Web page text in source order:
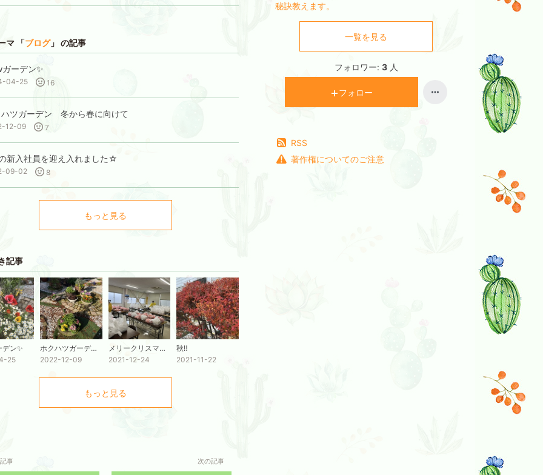
マ 「ブログ」 の記事
ーデン✨
04-25 16
ツガーデン 冬から春に向けて
12-09 7
新入社員を迎え入れました☆
09-02 8
もっと見る
記事
ン✨
25
ホクハツガーデン 冬から春に向けて
2022-12-09
メリークリスマス♪♪
2021-12-24
秋‼
2021-11-22
もっと見る
事 次の記事
秘訣教えます。
一覧を見る
フォロワー: 3 人
フォロー
RSS
著作権についてのご注意